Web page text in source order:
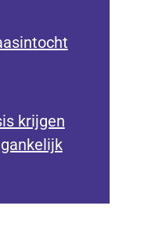
krijgen